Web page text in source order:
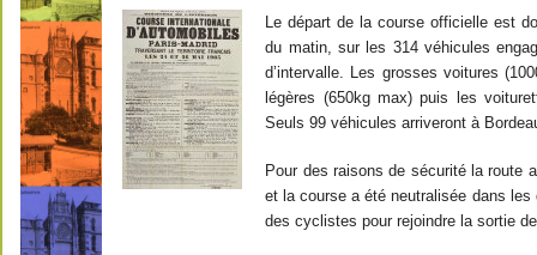
Le départ de la course officielle est
du matin, sur les 314 véhicules
d’intervalle. Les grosses voitures
légères (650kg max) puis les
Seuls 99 véhicules arriveront à
Pour des raisons de sécurité la route
et la course a été neutralisée dans
des cyclistes pour rejoindre la sortie